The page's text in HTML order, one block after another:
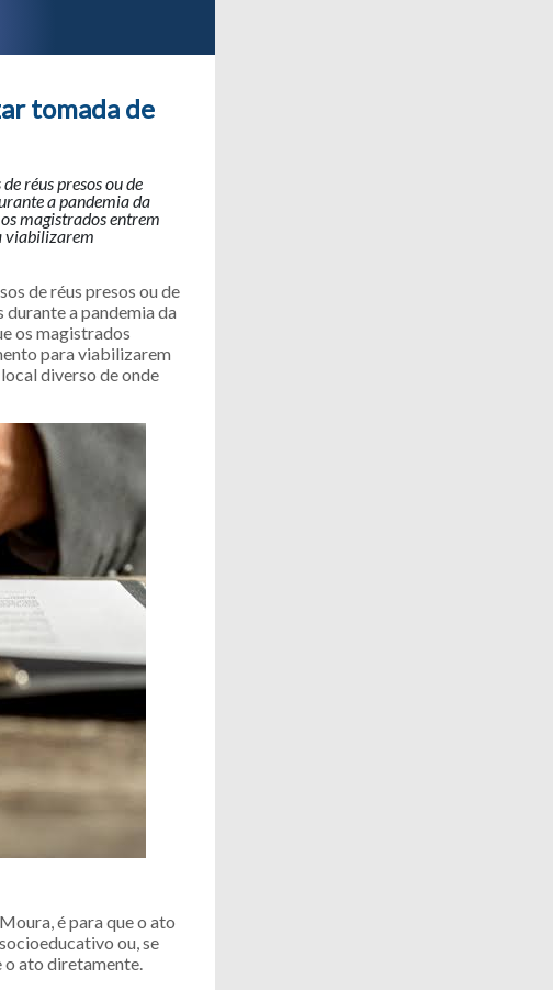
tomada de
réus presos ou de
a pandemia da
magistrados entrem
viabilizarem
de réus presos ou de
a pandemia da
os magistrados
para viabilizarem
diverso de onde
é para que o ato
ou, se
o ato diretamente.